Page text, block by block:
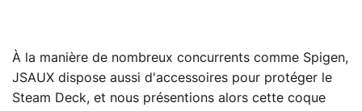
À la manière de nombreux concurrents comme Spigen,
JSAUX dispose aussi d'accessoires pour protéger le
Steam Deck, et nous présentions alors cette coque